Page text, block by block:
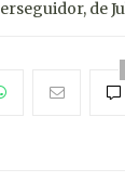
de